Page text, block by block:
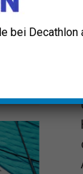
bei Decathlon